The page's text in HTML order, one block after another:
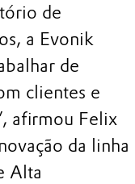
de
a Evonik
de
clientes e
afirmou Felix
da linha
Alta